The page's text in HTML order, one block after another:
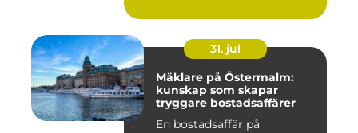
31. jul
Mäklare på Östermalm:
kunskap som skapar
tryggare bostadsaffärer
En bostadsaffär på